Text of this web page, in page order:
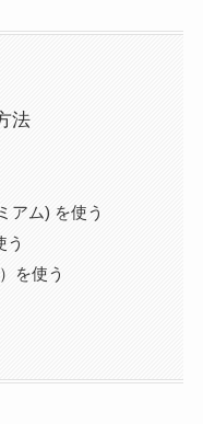
法
アム) を使う
う
を使う